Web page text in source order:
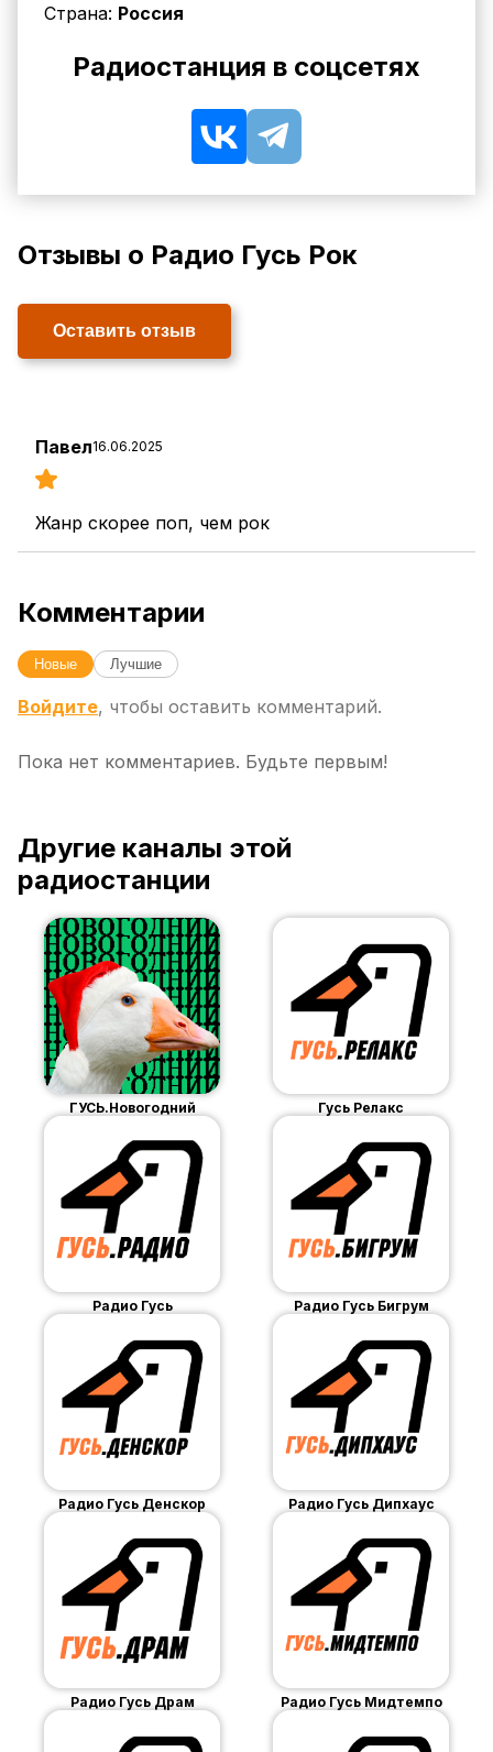
Страна: Россия
Радиостанция в соцсетях
Отзывы о Радио Гусь Рок
Оставить отзыв
Павел16.06.2025
Жанр скорее поп, чем рок
Комментарии
Новые Лучшие
Войдите, чтобы оставить комментарий.
Пока нет комментариев. Будьте первым!
Другие каналы этой
радиостанции
ГУСЬ.Новогодний Гусь Релакс
Радио Гусь Радио Гусь Бигрум
Радио Гусь Денскор Радио Гусь Дипхаус
Радио Гусь Драм Радио Гусь Мидтемпо